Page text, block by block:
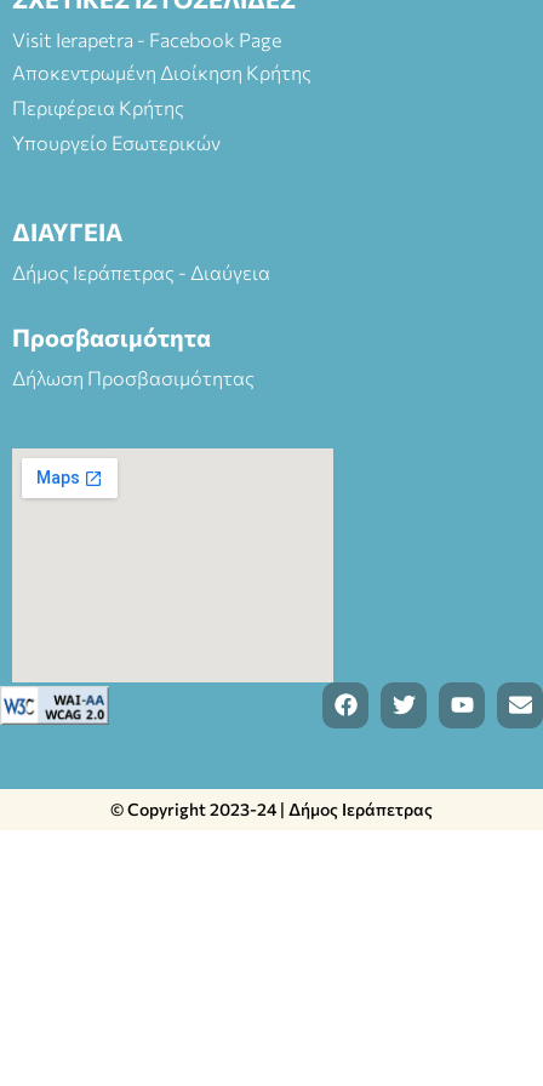
Visit Ierapetra - Facebook Page
Αποκεντρωμένη Διοίκηση Κρήτης
Περιφέρεια Κρήτης
Υπουργείο Εσωτερικών
ΔΙΑΥΓΕΙΑ
Δήμος Ιεράπετρας - Διαύγεια
Προσβασιμότητα
Δήλωση Προσβασιμότητας
© Copyright 2023-24 | Δήμος Ιεράπετρας